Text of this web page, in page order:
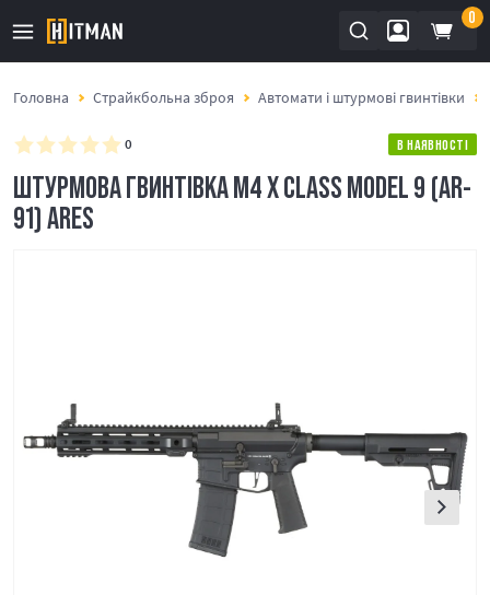
0
Головна Страйкбольна зброя Автомати і штурмові гвинтівки
0 В НАЯВНОСТІ
ШТУРМОВА ГВИНТІВКА M4 X CLASS MODEL 9 (AR-
91) ARES